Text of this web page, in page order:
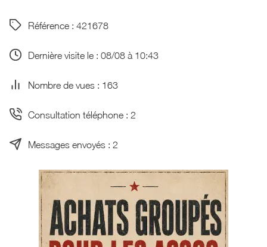
Référence : 421678
Dernière visite le : 08/08 à 10:43
Nombre de vues : 163
Consultation téléphone : 2
Messages envoyés : 2